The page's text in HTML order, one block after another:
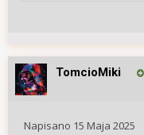
TomcioMiki
Napisano 15 Maja 2025